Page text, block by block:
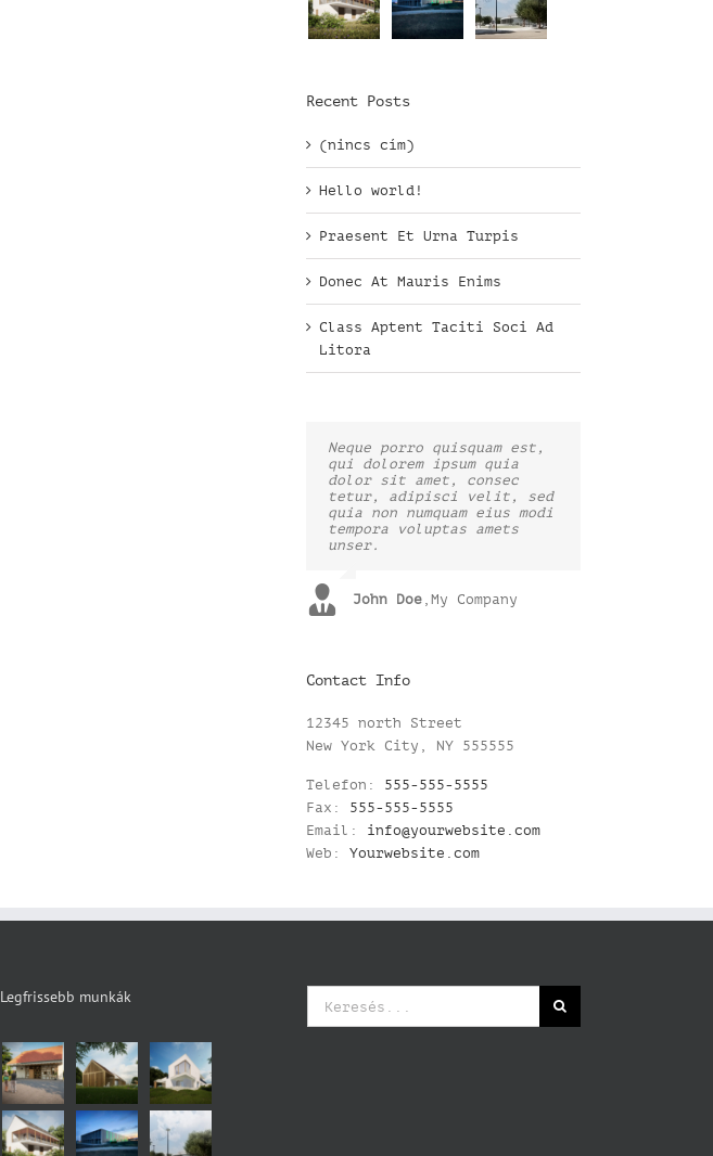
Recent Posts
(nincs cím)
Hello world!
Praesent Et Urna Turpis
Donec At Mauris Enims
Class Aptent Taciti Soci Ad
Litora
Neque porro quisquam est,
qui dolorem ipsum quia
dolor sit amet, consec
tetur, adipisci velit, sed
quia non numquam eius modi
tempora voluptas amets
unser.
John Doe , My Company
Aliquam erat volutpat.
Quisque at est id ligula
facilisis laoreet eget
pulvinar nibh. Suspendisse
at ultrices dui. Curabitur
ac felis arcu sadips
ipsums fugiats nemis.
Luke Beck ,Theme Fusion
Contact Info
12345 north Street
New York City, NY 555555
Telefon: 555-555-5555
Fax: 555-555-5555
Email: info@yourwebsite.com
Web: Yourwebsite.com
Legfrissebb munkák